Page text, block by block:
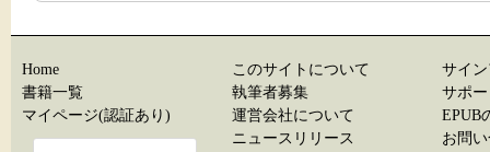
Home
書籍一覧
マイページ(認証あり)
このサイトについて
執筆者募集
運営会社について
ニュースリリース
サイ
サポ
EPUB
お問